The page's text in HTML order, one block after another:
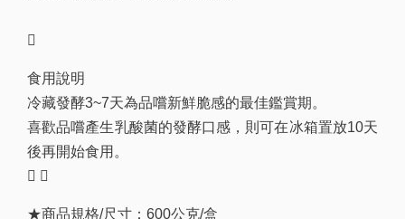

食用說明
冷藏發酵3~7天為品嚐新鮮脆感的最佳鑑賞期。
喜歡品嚐產生乳酸菌的發酵口感，則可在冰箱置放10天
後再開始食用。
 
★商品規格/尺寸：600公克/盒